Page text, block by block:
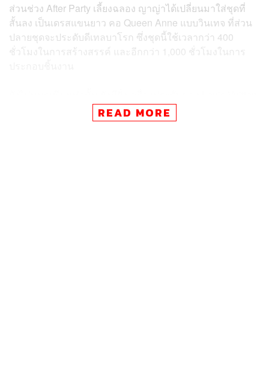
ส่วนช่วง After Party เลี้ยงฉลอง ญาญ่าได้เปลี่ยนมาใส่ชุดที่
สั้นลง เป็นเดรสแขนยาว คอ Queen Anne แบบวินเทจ ที่ส่วน
ปลายชุดจะประดับดีเทลบาโรก ซึ่งชุดนี้ใช้เวลากว่า 400
ชั่วโมงในการสร้างสรรค์ และอีกกว่า 1,000 ชั่วโมงในการ
อย่างต่างหูรุ่น Idylle จากLouis Vuitton High Jewelry Collec
พร้อมลุคเจ้าสาวการแต่งหน้าด้วย La Beauté Louis
READ MORE